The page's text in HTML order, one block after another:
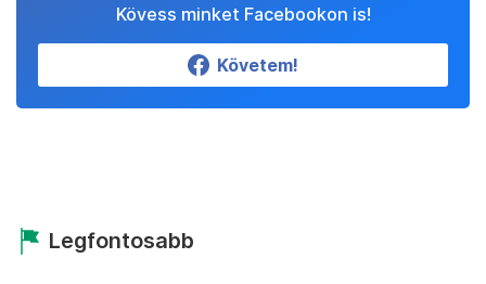
Kövess minket Facebookon is!
Követem!
Legfontosabb